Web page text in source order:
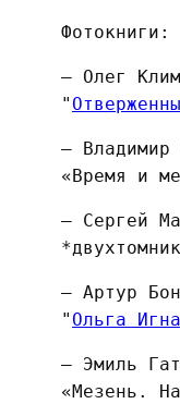
Фотокниги:
— Олег
"
— Владимир
«Время и
— Сергей
*двухтомник
— Артур
" Ольга
— Эмиль
«Мезень.